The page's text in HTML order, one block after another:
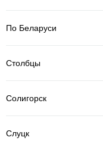
По Беларуси
Столбцы
Солигорск
Слуцк